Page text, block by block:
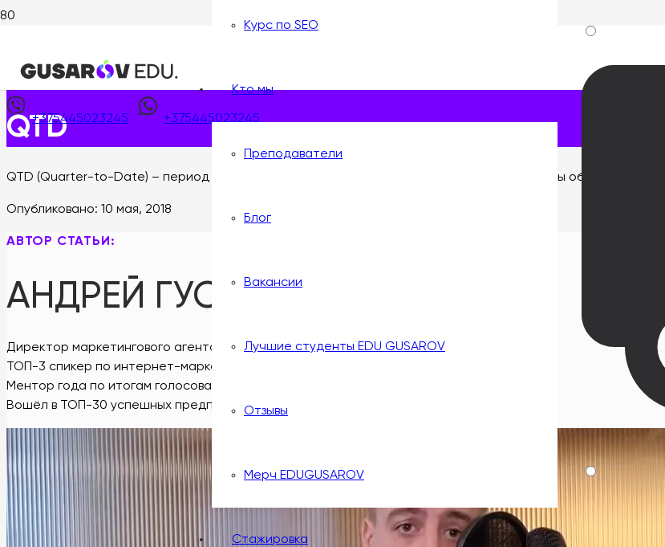
Курс по SEO
Кто мы
Преподаватели
Блог
Вакансии
Лучшие студенты EDU GUSAROV
Отзывы
Мерч EDUGUSAROV
Стажировка
+375445023245 +375445023245
Опубликовано:10 мая, 2018
QTD
QTD (Quarter-to-Date) – период от начала квартала до текущей даты. Обычно кварталы обозначаются,
Опубликовано: 10 мая, 2018
АВТОР СТАТЬИ:
АНДРЕЙ ГУСАРОВ
Директор маркетингового агентства GUSAROV
ТОП-3 спикер по интернет-маркетингу в СНГ по версии рейтинга Aspeak
Ментор года по итогам голосования на всемирной неделе предпринимательства
Вошёл в ТОП-30 успешных предпринимателей до 30 лет